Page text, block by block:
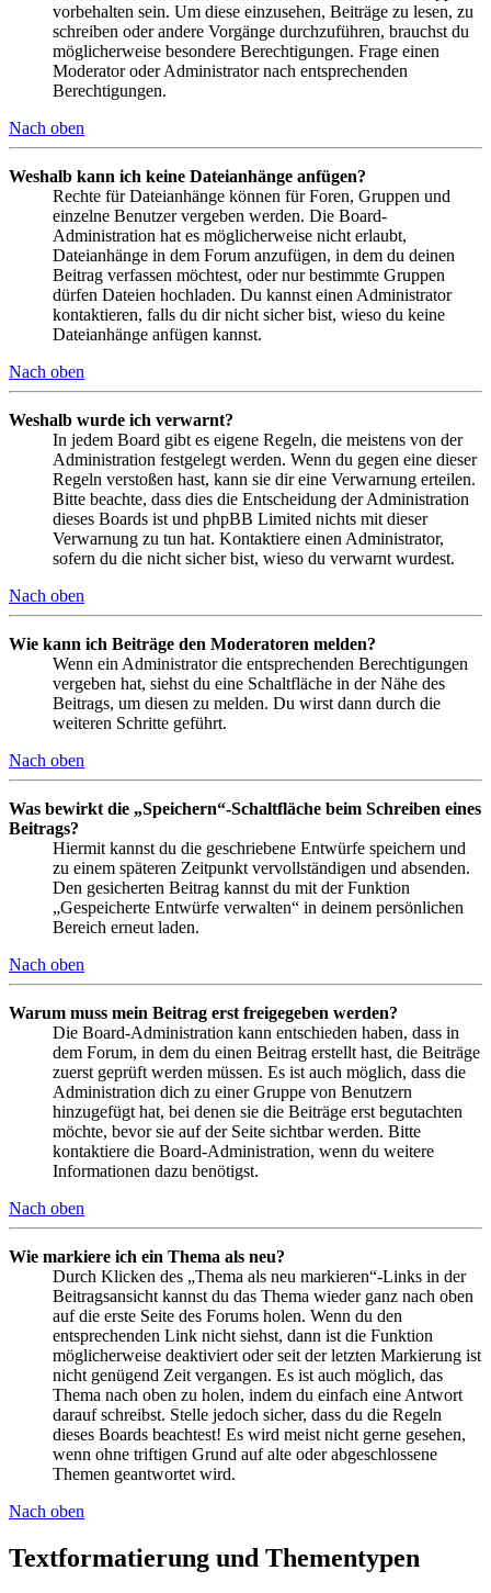
vorbehalten sein. Um diese einzusehen, Beiträge zu lesen, zu
schreiben oder andere Vorgänge durchzuführen, brauchst du
möglicherweise besondere Berechtigungen. Frage einen
Moderator oder Administrator nach entsprechenden
Berechtigungen.
Nach oben
Weshalb kann ich keine Dateianhänge anfügen?
Rechte für Dateianhänge können für Foren, Gruppen und
einzelne Benutzer vergeben werden. Die Board-
Administration hat es möglicherweise nicht erlaubt,
Dateianhänge in dem Forum anzufügen, in dem du deinen
Beitrag verfassen möchtest, oder nur bestimmte Gruppen
dürfen Dateien hochladen. Du kannst einen Administrator
kontaktieren, falls du dir nicht sicher bist, wieso du keine
Dateianhänge anfügen kannst.
Nach oben
Weshalb wurde ich verwarnt?
In jedem Board gibt es eigene Regeln, die meistens von der
Administration festgelegt werden. Wenn du gegen eine dieser
Regeln verstoßen hast, kann sie dir eine Verwarnung erteilen.
Bitte beachte, dass dies die Entscheidung der Administration
dieses Boards ist und phpBB Limited nichts mit dieser
Verwarnung zu tun hat. Kontaktiere einen Administrator,
sofern du die nicht sicher bist, wieso du verwarnt wurdest.
Nach oben
Wie kann ich Beiträge den Moderatoren melden?
Wenn ein Administrator die entsprechenden Berechtigungen
vergeben hat, siehst du eine Schaltfläche in der Nähe des
Beitrags, um diesen zu melden. Du wirst dann durch die
weiteren Schritte geführt.
Nach oben
Was bewirkt die „Speichern“-Schaltfläche beim Schreiben eines
Beitrags?
Hiermit kannst du die geschriebene Entwürfe speichern und
zu einem späteren Zeitpunkt vervollständigen und absenden.
Den gesicherten Beitrag kannst du mit der Funktion
„Gespeicherte Entwürfe verwalten“ in deinem persönlichen
Bereich erneut laden.
Nach oben
Warum muss mein Beitrag erst freigegeben werden?
Die Board-Administration kann entschieden haben, dass in
dem Forum, in dem du einen Beitrag erstellt hast, die Beiträge
zuerst geprüft werden müssen. Es ist auch möglich, dass die
Administration dich zu einer Gruppe von Benutzern
hinzugefügt hat, bei denen sie die Beiträge erst begutachten
möchte, bevor sie auf der Seite sichtbar werden. Bitte
kontaktiere die Board-Administration, wenn du weitere
Informationen dazu benötigst.
Nach oben
Wie markiere ich ein Thema als neu?
Durch Klicken des „Thema als neu markieren“-Links in der
Beitragsansicht kannst du das Thema wieder ganz nach oben
auf die erste Seite des Forums holen. Wenn du den
entsprechenden Link nicht siehst, dann ist die Funktion
möglicherweise deaktiviert oder seit der letzten Markierung ist
nicht genügend Zeit vergangen. Es ist auch möglich, das
Thema nach oben zu holen, indem du einfach eine Antwort
darauf schreibst. Stelle jedoch sicher, dass du die Regeln
dieses Boards beachtest! Es wird meist nicht gerne gesehen,
wenn ohne triftigen Grund auf alte oder abgeschlossene
Themen geantwortet wird.
Nach oben
Textformatierung und Thementypen